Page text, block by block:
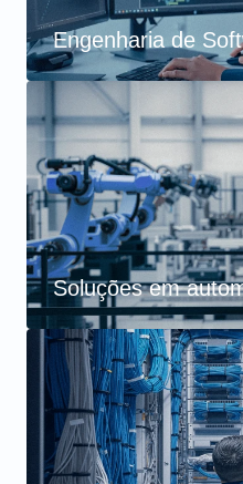
Engenharia de
Soluções em